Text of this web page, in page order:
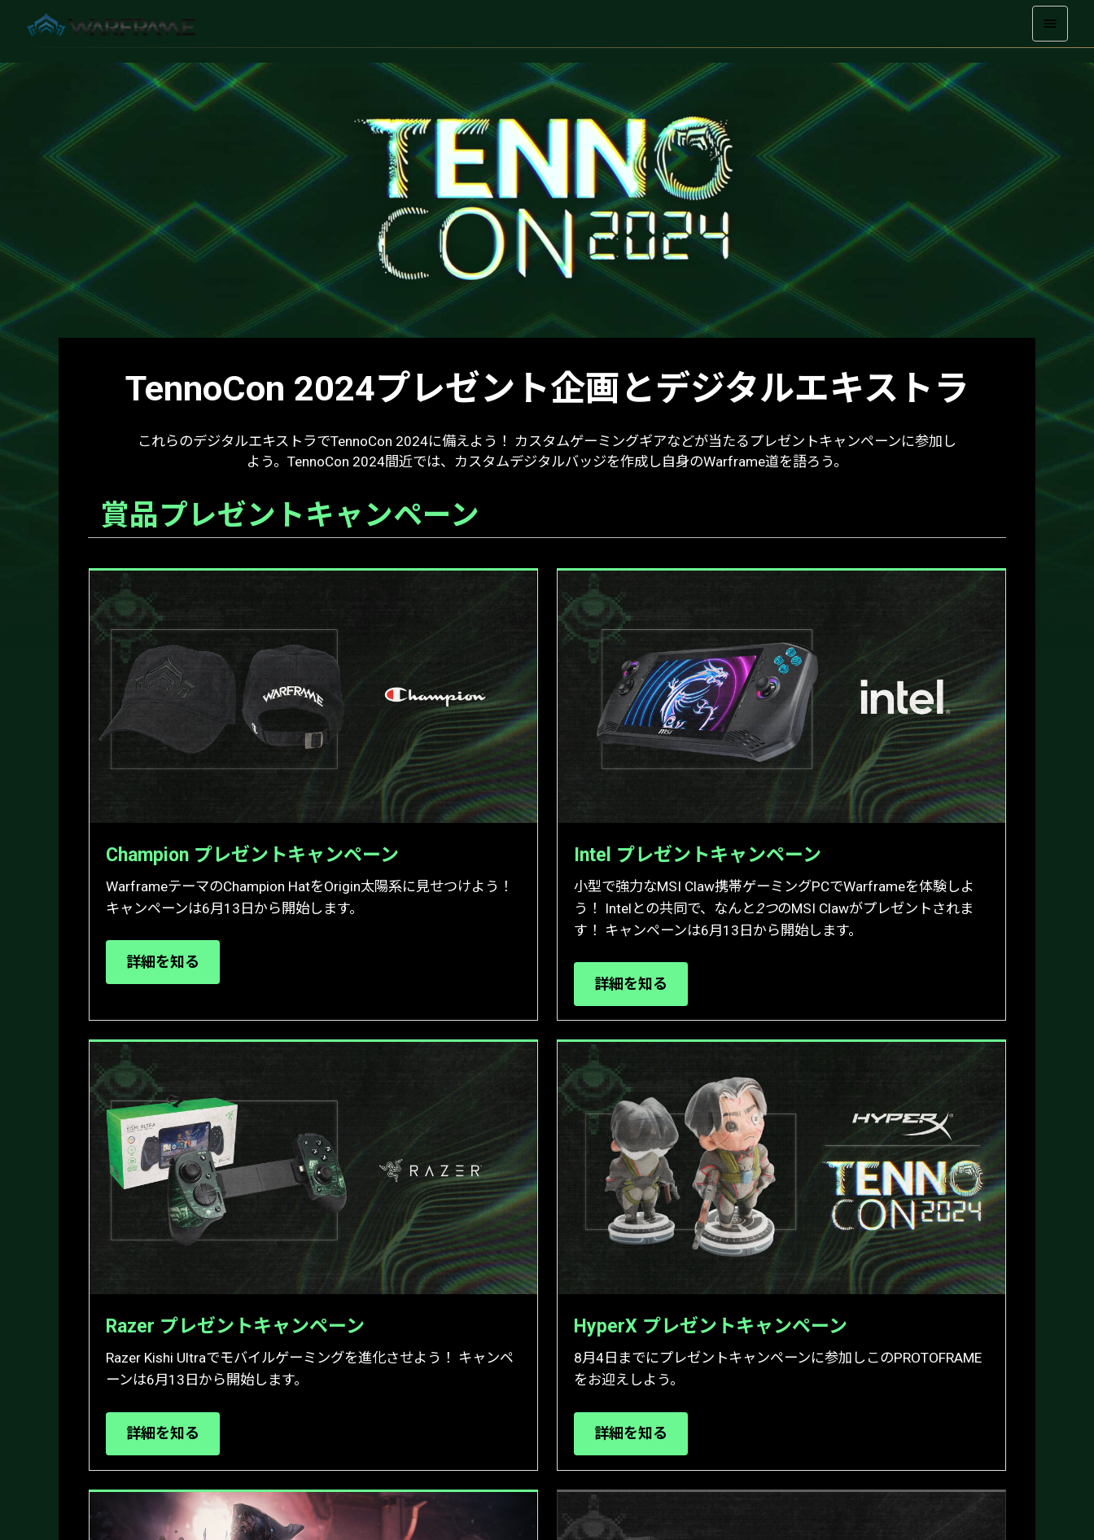
TennoCon 2024プレゼント企画とデジタルエキストラ
これらのデジタルエキストラでTennoCon 2024に備えよう！ カスタムゲーミングギアなどが当たるプレゼントキャンペーンに参加し
よう。TennoCon 2024間近では、カスタムデジタルバッジを作成し自身のWarframe道を語ろう。
賞品プレゼントキャンペーン
Champion プレゼントキャンペーン
WarframeテーマのChampion HatをOrigin太陽系に見せつけよう！
キャンペーンは6月13日から開始します。
詳細を知る
Intel プレゼントキャンペーン
小型で強力なMSI Claw携帯ゲーミングPCでWarframeを体験しよ
う！ Intelとの共同で、なんと2つのMSI Clawがプレゼントされま
す！ キャンペーンは6月13日から開始します。
詳細を知る
Razer プレゼントキャンペーン
Razer Kishi Ultraでモバイルゲーミングを進化させよう！ キャンペ
ーンは6月13日から開始します。
詳細を知る
HyperX プレゼントキャンペーン
8月4日までにプレゼントキャンペーンに参加しこのPROTOFRAME
をお迎えしよう。
詳細を知る